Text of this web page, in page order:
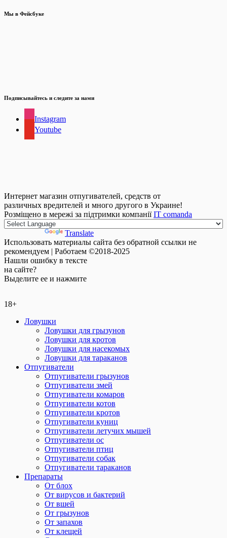
Мы в Фейсбуке
Подписывайтесь и следите за нами
Instagram
Youtube
Интернет магазин отпугивателей, средств от
различных вредителей и много другого в Украине!
Розміщено в мережі за підтримки компаніїIT comanda
Translate
Использовать материалы сайта без обратной ссылки не
рекомендуем | Работаем ©2018-2025
Нашли ошибку в тексте
на сайте?
Выделите ее и нажмите
18+
Ловушки
Ловушки для грызунов
Ловушки для кротов
Ловушки для насекомых
Ловушки для тараканов
Отпугиватели
Отпугиватели грызунов
Отпугиватели змей
Отпугиватели комаров
Отпугиватели котов
Отпугиватели кротов
Отпугиватели куниц
Отпугиватели летучих мышей
Отпугиватели ос
Отпугиватели птиц
Отпугиватели собак
Отпугиватели тараканов
Препараты
От блох
От вирусов и бактерий
От вшей
От грызунов
От запахов
От клещей